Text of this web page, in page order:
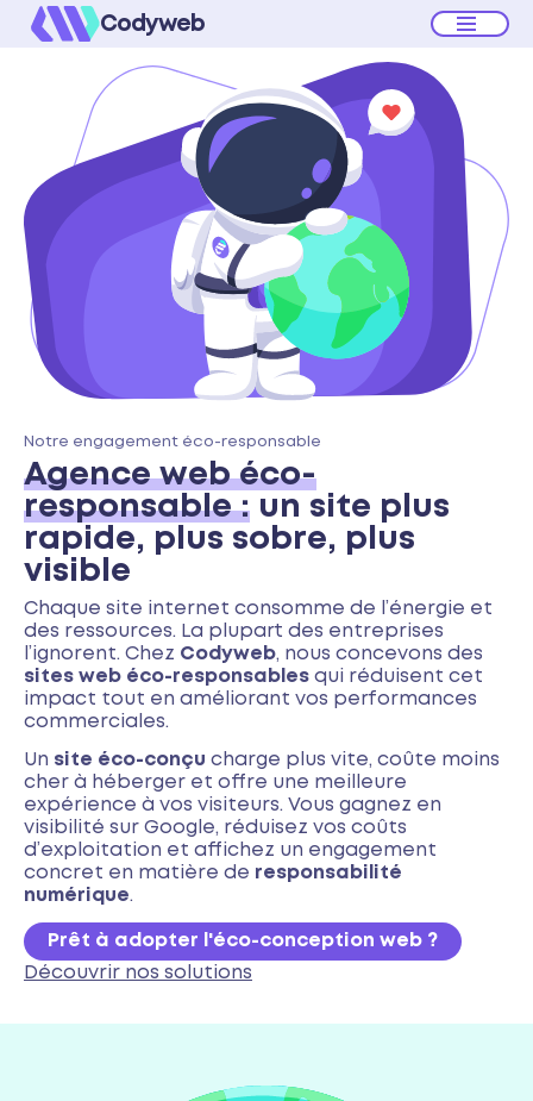
Codyweb
Notre engagement éco-responsable
Agence web éco-
responsable : un site plus
rapide, plus sobre, plus
visible
Chaque site internet consomme de l’énergie et
des ressources. La plupart des entreprises
l’ignorent. Chez Codyweb, nous concevons des
sites web éco-responsables qui réduisent cet
impact tout en améliorant vos performances
commerciales.
Un site éco-conçu charge plus vite, coûte moins
cher à héberger et offre une meilleure
expérience à vos visiteurs. Vous gagnez en
visibilité sur Google, réduisez vos coûts
d’exploitation et affichez un engagement
concret en matière de responsabilité
numérique.
Prêt à adopter l'éco-conception web ?
Découvrir nos solutions